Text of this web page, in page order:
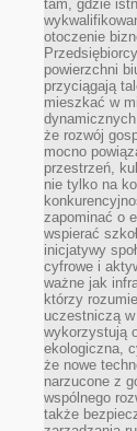
tam, gdzie
otoczenie
powierzchni
przyciągają
mieszkać w
że rozwój
mocno
przestrzeń,
nie tylko na
zapominać o
wspierać
inicjatywy
cyfrowe i
ważne jak
którzy
uczestniczą
wykorzystują
ekologiczna,
że nowe
narzucone z
wspólnego
także